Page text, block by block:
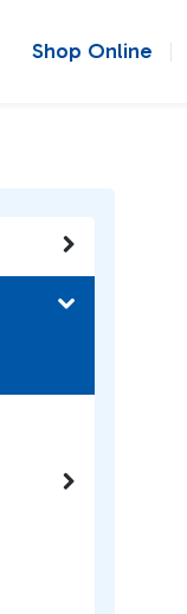
Shop Online